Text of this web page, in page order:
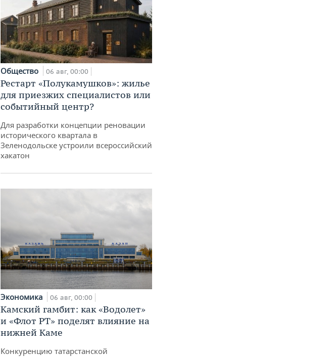
Общество 06 авг, 00:00
Рестарт «Полукамушков»: жилье
для приезжих специалистов или
событийный центр?
Для разработки концепции реновации
исторического квартала в
Зеленодольске устроили всероссийский
хакатон
Экономика 06 авг, 00:00
Камский гамбит: как «Водолет»
и «Флот РТ» поделят влияние на
нижней Каме
Конкуренцию татарстанской